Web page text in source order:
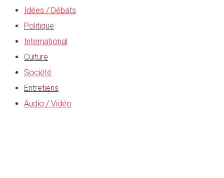
Idées / Débats
Politique
International
Culture
Société
Entretiens
Audio / Vidéo